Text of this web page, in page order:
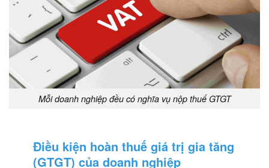
Mỗi doanh nghiệp đều có nghĩa vụ nộp thuế GTGT
Điều kiện hoàn thuế giá trị gia tăng
(GTGT) của doanh nghiệp